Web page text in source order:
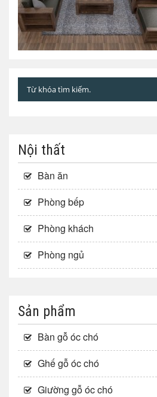
Nội thất
Bàn ăn
Phòng bếp
Phòng khách
Phòng ngủ
Sản phẩm
Bàn gỗ óc chó
Ghế gỗ óc chó
Giường gỗ óc chó